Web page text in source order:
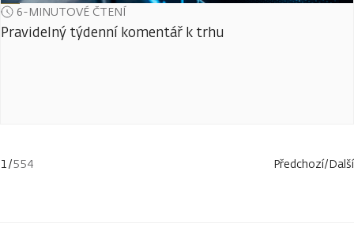
6-MINUTOVÉ ČTENÍ
Pravidelný týdenní komentář k trhu
1/554 Předchozí/Další